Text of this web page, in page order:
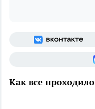
Как все проходило